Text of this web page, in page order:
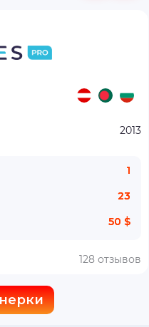
2013
1
23
50 $
128 отзывов